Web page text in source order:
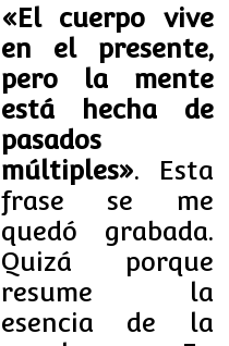
«El cuerpo vive
en el presente,
pero la mente
está hecha de
pasados
múltiples». Esta
frase se me
quedó grabada.
Quizá porque
resume la
esencia de la